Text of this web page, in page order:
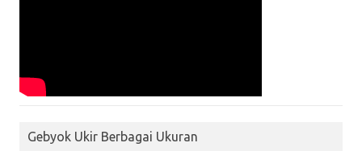
Gebyok Ukir Berbagai Ukuran